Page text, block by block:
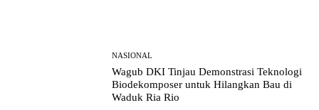
NASIONAL
Wagub DKI Tinjau Demonstrasi Teknologi
Biodekomposer untuk Hilangkan Bau di
Waduk Ria Rio